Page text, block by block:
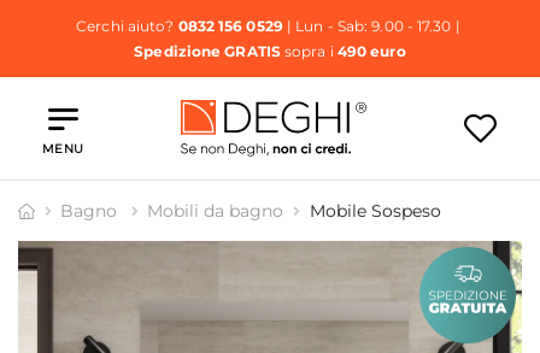
Cerchi aiuto? 0832 156 0529| Lun - Sab: 9.00 - 17.30 |
Spedizione GRATISsopra i 490 euro
MENU
Bagno Mobili da bagno Mobile Sospeso